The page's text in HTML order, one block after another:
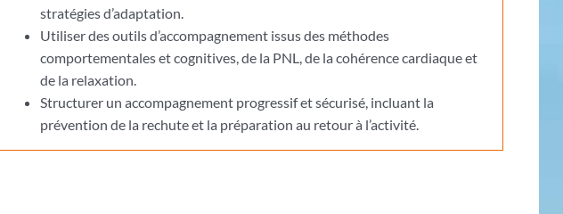
stratégies d’adaptation.
Utiliser des outils d’accompagnement issus des méthodes
comportementales et cognitives, de la PNL, de la cohérence cardiaque et
de la relaxation.
Structurer un accompagnement progressif et sécurisé, incluant la
prévention de la rechute et la préparation au retour à l’activité.